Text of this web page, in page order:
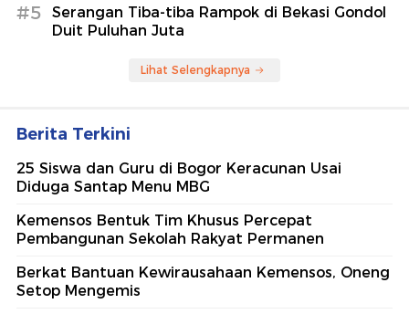
#5
Serangan Tiba-tiba Rampok di Bekasi Gondol
Duit Puluhan Juta
Lihat Selengkapnya
Berita Terkini
25 Siswa dan Guru di Bogor Keracunan Usai
Diduga Santap Menu MBG
Kemensos Bentuk Tim Khusus Percepat
Pembangunan Sekolah Rakyat Permanen
Berkat Bantuan Kewirausahaan Kemensos, Oneng
Setop Mengemis